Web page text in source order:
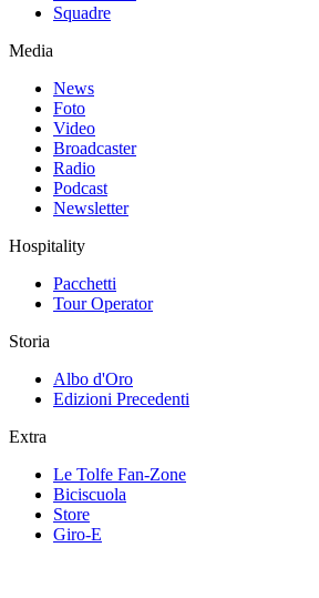
Squadre
Media
News
Foto
Video
Broadcaster
Radio
Podcast
Newsletter
Hospitality
Pacchetti
Tour Operator
Storia
Albo d'Oro
Edizioni Precedenti
Extra
Le Tolfe Fan-Zone
Biciscuola
Store
Giro-E